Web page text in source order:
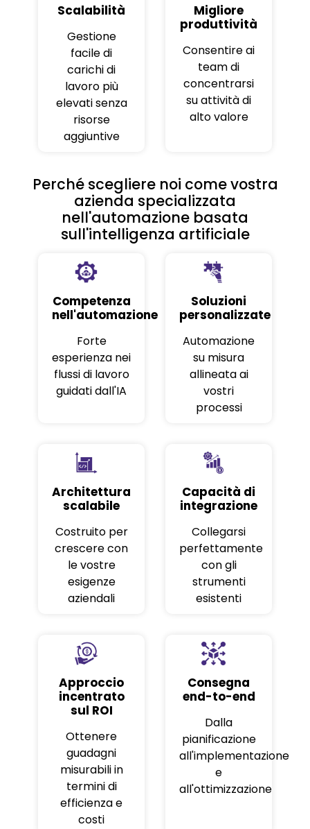
Scalabilità
Gestione
facile di
carichi di
lavoro più
elevati senza
risorse
aggiuntive
Migliore
produttività
Consentire ai
team di
concentrarsi
su attività di
alto valore
Perché scegliere noi come vostra
azienda specializzata
nell'automazione basata
sull'intelligenza artificiale
Competenza
nell'automazione
Forte
esperienza nei
flussi di lavoro
guidati dall'IA
Soluzioni
personalizzate
Automazione
su misura
allineata ai
vostri
processi
Architettura
scalabile
Costruito per
crescere con
le vostre
esigenze
aziendali
Capacità di
integrazione
Collegarsi
perfettamente
con gli
strumenti
esistenti
Approccio
incentrato
sul ROI
Ottenere
guadagni
misurabili in
termini di
efficienza e
costi
Consegna
end-to-end
Dalla
pianificazione
all'implementazione
e
all'ottimizzazione